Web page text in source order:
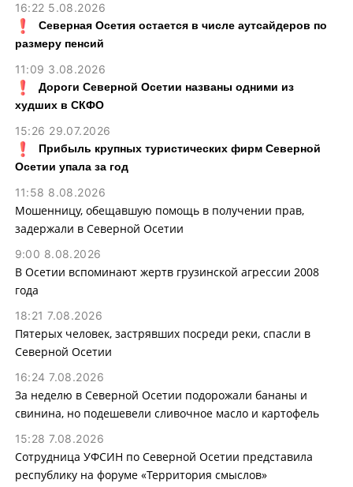
16:22 5.08.2026
Северная Осетия остается в числе аутсайдеров по
размеру пенсий
11:09 3.08.2026
Дороги Северной Осетии названы одними из
худших в СКФО
15:26 29.07.2026
Прибыль крупных туристических фирм Северной
Осетии упала за год
11:58 8.08.2026
Мошенницу, обещавшую помощь в получении прав,
задержали в Северной Осетии
9:00 8.08.2026
В Осетии вспоминают жертв грузинской агрессии 2008
года
18:21 7.08.2026
Пятерых человек, застрявших посреди реки, спасли в
Северной Осетии
16:24 7.08.2026
За неделю в Северной Осетии подорожали бананы и
свинина, но подешевели сливочное масло и картофель
15:28 7.08.2026
Сотрудница УФСИН по Северной Осетии представила
республику на форуме «Территория смыслов»